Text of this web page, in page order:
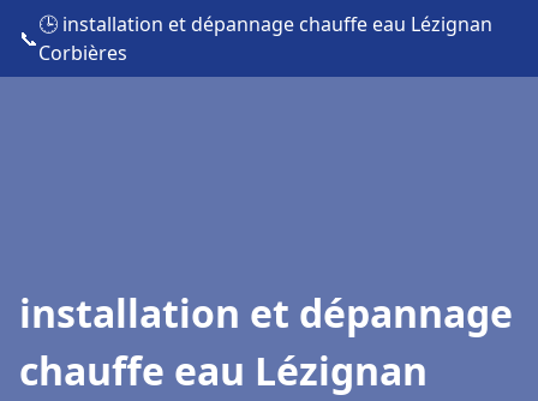
📞
🕒 installation et dépannage chauffe eau Lézignan
Corbières
installation et dépannage
chauffe eau Lézignan